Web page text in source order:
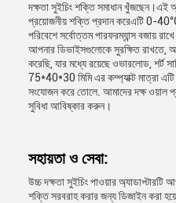
দক্ষতা সুইচিং শক্তি সমাধান খুঁজছেন।এই
প্রয়োজনীয় শক্তি প্রদান করেএটি 0-
পরিবেশে সর্বোত্তম পারফরম্যান্স বজায়
আপনার ডিভাইসগুলোকে সুরক্ষিত রাখতে,
করেছি, যার মধ্যে রয়েছে ওভারলোড, শর্ট
75*40*30 মিমি এর কম্প্যাক্ট মাত্রা
সংযোজন করে তোলে. আমাদের দক্ষ ওয়াল
সুবিধা আবিষ্কার করুন।
সহায়তা ও সেবা:
উচ্চ দক্ষতা সুইচিং পাওয়ার অ্যাডাপ্টারটি
শক্তি সরবরাহ করার জন্য ডিজাইন করা